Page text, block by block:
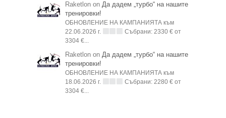
Raketlon on Да дадем „турбо“ на нашите
тренировки!
ОБНОВЛЕНИЕ НА КАМПАНИЯТА към
22.06.2026 г.
Събрани: 2330 € от
3304 €...
Raketlon on Да дадем „турбо“ на нашите
тренировки!
ОБНОВЛЕНИЕ НА КАМПАНИЯТА към
18.06.2026 г.
Събрани: 2280 € от
3304 €...